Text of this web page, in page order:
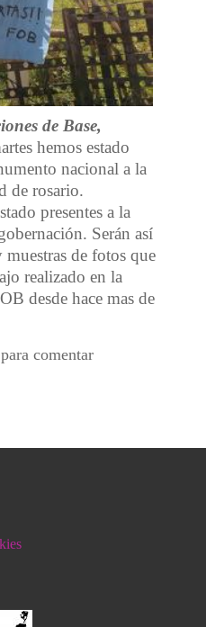
de Base,
hemos estado
nacional a la
de rosario.
presentes a la
Serán así
muestras de fotos que
realizado en la
desde hace mas de
Movilizaciones y muestras
para comentar